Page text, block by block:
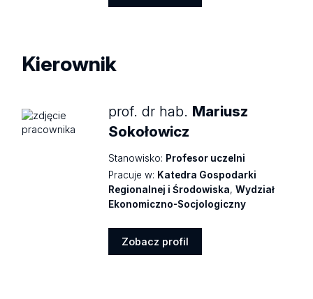
Kierownik
prof. dr hab. Mariusz
Sokołowicz
Stanowisko: Profesor uczelni
Pracuje w: Katedra Gospodarki
Regionalnej i Środowiska,Wydział
Ekonomiczno-Socjologiczny
Zobacz profil